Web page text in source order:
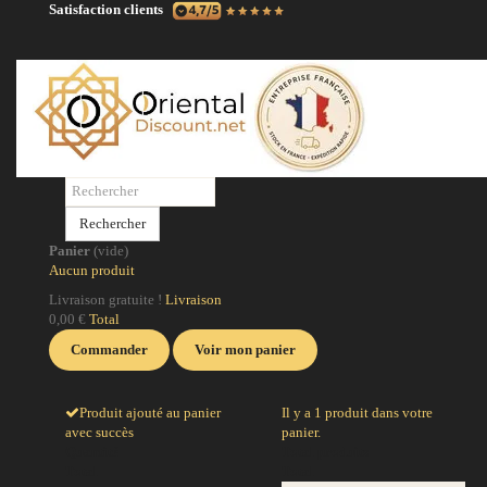
Satisfaction clients
Rechercher
Panier (vide)
Aucun produit
Livraison gratuite ! Livraison
0,00 € Total
Commander
Voir mon panier
Produit ajouté au panier
avec succès
Il y a 1 produit dans votre
panier.